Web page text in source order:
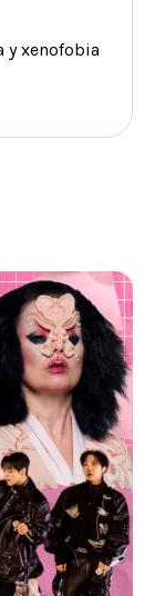
y xenofobia